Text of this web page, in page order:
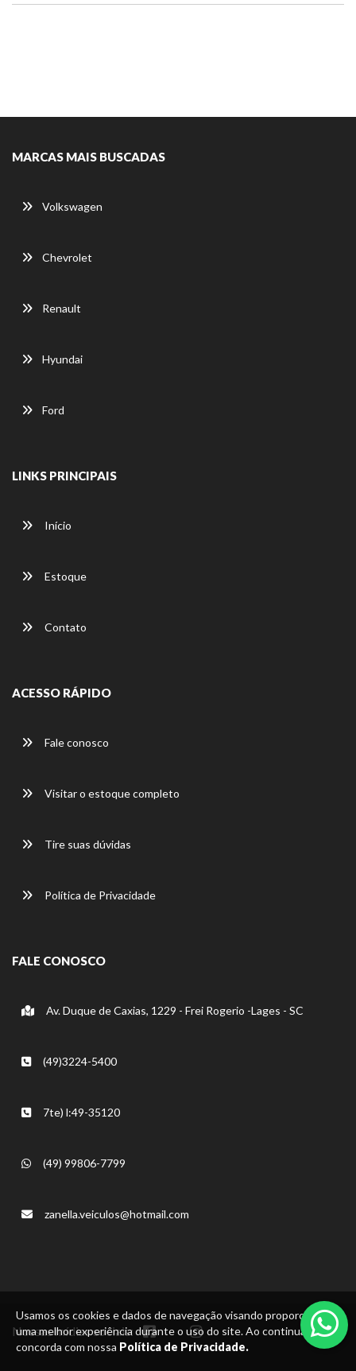
Usamos os cookies e dados de navegação visando proporcionar
uma melhor experiência durante o uso do site. Ao continuar, você
concorda com nossa Política de Privacidade.
MARCAS MAIS BUSCADAS
Volkswagen
Chevrolet
Renault
Hyundai
Ford
LINKS PRINCIPAIS
Início
Estoque
Contato
ACESSO RÁPIDO
Fale conosco
Visitar o estoque completo
Tire suas dúvidas
Política de Privacidade
FALE CONOSCO
Av. Duque de Caxias, 1229 - Frei Rogerio -Lages - SC
(49)3224-5400
7te) l:49-35120
(49) 99806-7799
zanella.veiculos@hotmail.com
Nossas mídias sociais: